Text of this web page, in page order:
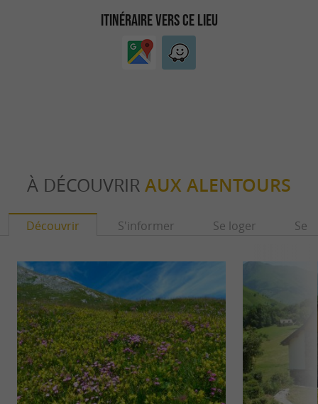
ITINÉRAIRE VERS CE LIEU
À DÉCOUVRIR AUX ALENTOURS
Découvrir S'informer Se loger Se